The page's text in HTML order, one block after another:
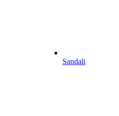
Sandali